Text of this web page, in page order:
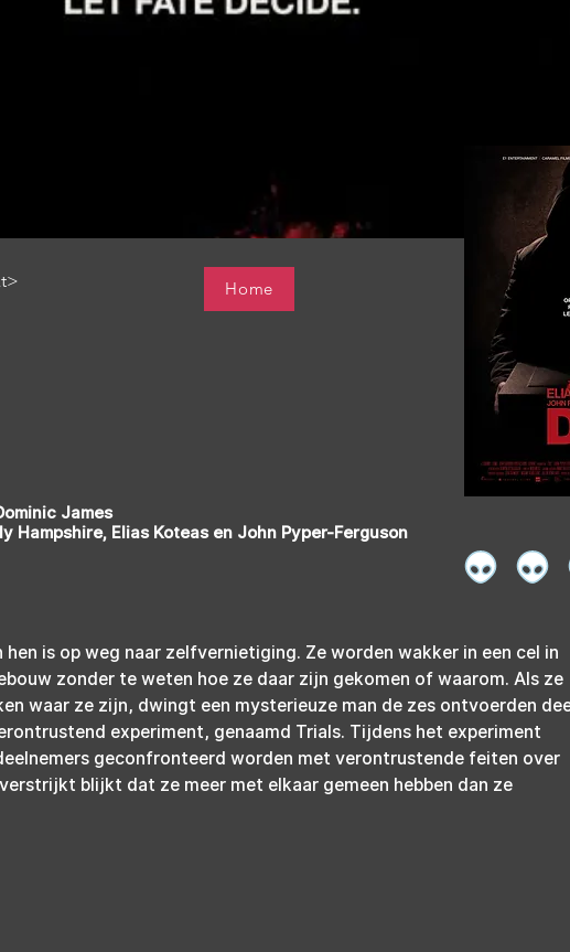
Home
James
Hampshire, Elias Koteas en John Pyper-Ferguson
hen is op weg naar zelfvernietiging. Ze worden wakker in een cel in
zonder te weten hoe ze daar zijn gekomen of waarom. Als ze
waar ze zijn, dwingt een mysterieuze man de zes ontvoerden
experiment, genaamd Trials. Tijdens het experiment
geconfronteerd worden met verontrustende feiten over
blijkt dat ze meer met elkaar gemeen hebben dan ze